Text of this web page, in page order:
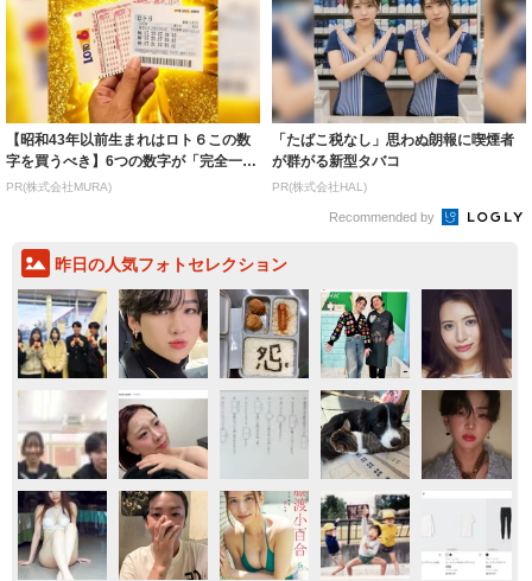
【昭和43年以前生まれはロト６この数
字を買うべき】6つの数字が「完全一
致」する方...
PR(株式会社MURA)
「たばこ税なし」思わぬ朗報に喫煙者
が群がる新型タバコ
PR(株式会社HAL)
Recommended by
昨日の人気フォトセレクション